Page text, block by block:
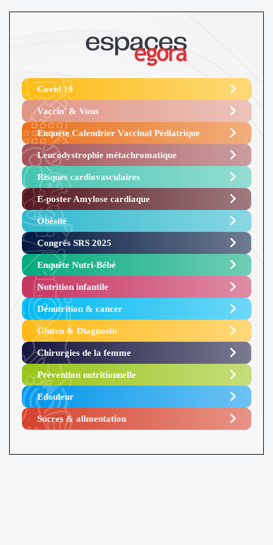
Covid 19
Vaccin’ & Vous
Enquête Calendrier Vaccinal Pédiatrique
Leucodystrophie métachromatique
Risques cardiovasculaires
E-poster Amylose cardiaque ​
Obésité ​
Congrès SRS 2025 ​
Enquête Nutri-Bébé ​
Nutrition infantile
Dénutrition & cancer
Gluten & Diagnostic
Chirurgies de la femme
Prévention nutritionnelle
Edouleur​
Sucres & alimentation​